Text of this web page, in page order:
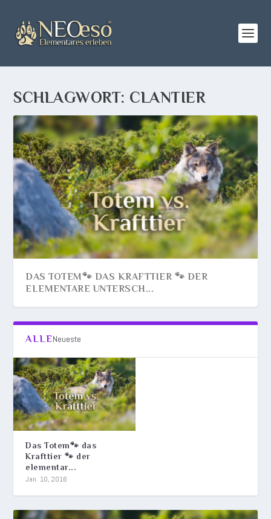
SCHLAGWORT: CLANTIER
DAS TOTEM🐾 DAS KRAFTTIER 🐾 DER
ELEMENTARE UNTERSCH...
ALLENeueste
Das Totem🐾 das
Krafttier 🐾 der
elementar...
Jan. 10, 2016